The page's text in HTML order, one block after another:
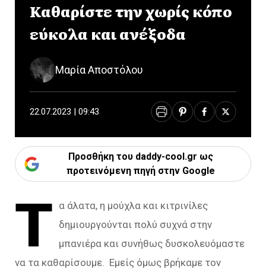
Καθαρίστε την χωρίς κόπο
εύκολα και ανέξοδα
Μαρία Αποστόλου
22.07.2023 | 09:43
Προσθήκη του daddy-cool.gr ως
προτεινόμενη πηγή στην Google
Τ α άλατα, η μούχλα και κιτρινίλες
δημιουργούνται πολύ συχνά στην
μπανιέρα και συνήθως δυσκολευόμαστε
να τα καθαρίσουμε. Εμείς όμως βρήκαμε τον